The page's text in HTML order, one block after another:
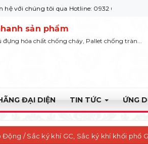
tôi qua Hotline: 0932 664422
sản phẩm
hóa chất chống cháy, Pallet chống tràn...
ĐẠI DIỆN TIN TỨC ỨNG
Động /Sắc ký khí GC, Sắc ký khí khối phổ